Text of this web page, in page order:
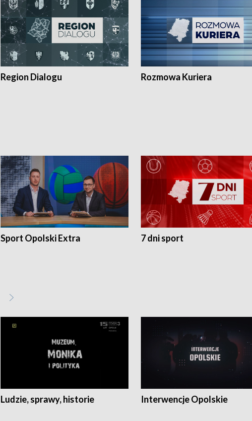
Region Dialogu Rozmowa Kuriera
Sport Opolski Extra 7 dni sport
Ludzie, sprawy, historie Interwencje Opolskie